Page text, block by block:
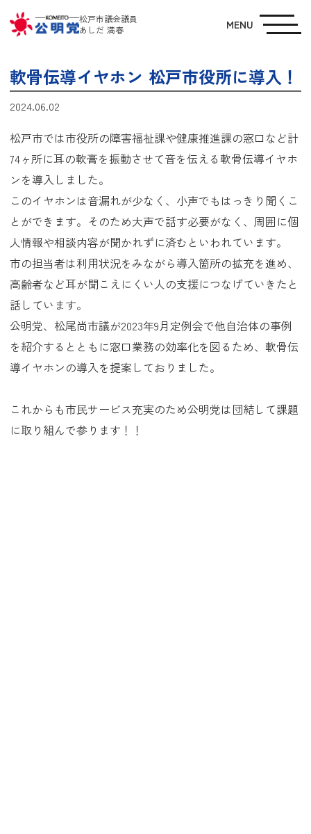
松戸市議会議員
あしだ 満春
MENU
軟骨伝導イヤホン 松戸市役所に導入！
2024.06.02
松戸市では市役所の障害福祉課や健康推進課の窓口など計
74ヶ所に耳の軟膏を振動させて音を伝える軟骨伝導イヤホ
ンを導入しました。
このイヤホンは音漏れが少なく、小声でもはっきり聞くこ
とができます。そのため大声で話す必要がなく、周囲に個
人情報や相談内容が聞かれずに済むといわれています。
市の担当者は利用状況をみながら導入箇所の拡充を進め、
高齢者など耳が聞こえにくい人の支援につなげていきたと
話しています。
公明党、松尾尚市議が2023年9月定例会で他自治体の事例
を紹介するとともに窓口業務の効率化を図るため、軟骨伝
導イヤホンの導入を提案しておりました。
これからも市民サービス充実のため公明党は団結して課題
に取り組んで参ります！！